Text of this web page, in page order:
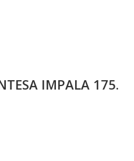
IMPALA 175.